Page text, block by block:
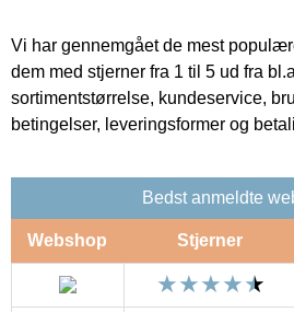
Vi har gennemgået de mest
dem med stjerner fra 1 til 5 ud fra
sortimentstørrelse, kundeservice,
betingelser, leveringsformer og
Bedst anmeldte
Webshop Stjerner